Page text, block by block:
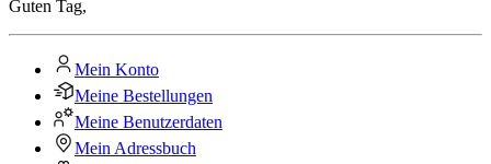
Guten Tag,
Mein Konto
Meine Bestellungen
Meine Benutzerdaten
Mein Adressbuch